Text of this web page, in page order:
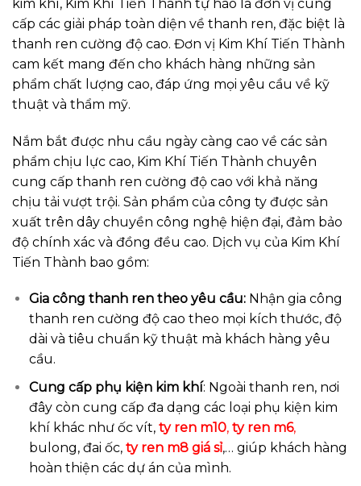
kim khí, Kim Khí Tiến Thành tự hào là đơn vị cung
cấp các giải pháp toàn diện về thanh ren, đặc biệt là
thanh ren cường độ cao. Đơn vị Kim Khí Tiến Thành
cam kết mang đến cho khách hàng những sản
phẩm chất lượng cao, đáp ứng mọi yêu cầu về kỹ
thuật và thẩm mỹ.
Nắm bắt được nhu cầu ngày càng cao về các sản
phẩm chịu lực cao, Kim Khí Tiến Thành chuyên
cung cấp thanh ren cường độ cao với khả năng
chịu tải vượt trội. Sản phẩm của công ty được sản
xuất trên dây chuyền công nghệ hiện đại, đảm bảo
độ chính xác và đồng đều cao. Dịch vụ của Kim Khí
Tiến Thành bao gồm:
Gia công thanh ren theo yêu cầu:Nhận gia công
thanh ren cường độ cao theo mọi kích thước, độ
dài và tiêu chuẩn kỹ thuật mà khách hàng yêu
cầu.
Cung cấp phụ kiện kim khí: Ngoài thanh ren, nơi
đây còn cung cấp đa dạng các loại phụ kiện kim
khí khác như ốc vít, ty ren m10, ty ren m6,
bulong, đai ốc, ty ren m8 giá sỉ,… giúp khách hàng
hoàn thiện các dự án của mình.